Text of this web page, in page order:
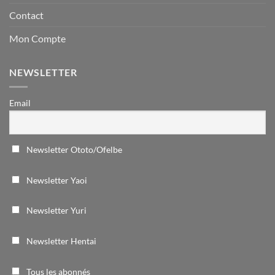
Contact
Mon Compte
NEWSLETTER
Email
Newsletter Ototo/Ofelbe
Newsletter Yaoi
Newsletter Yuri
Newsletter Hentai
Tous les abonnés